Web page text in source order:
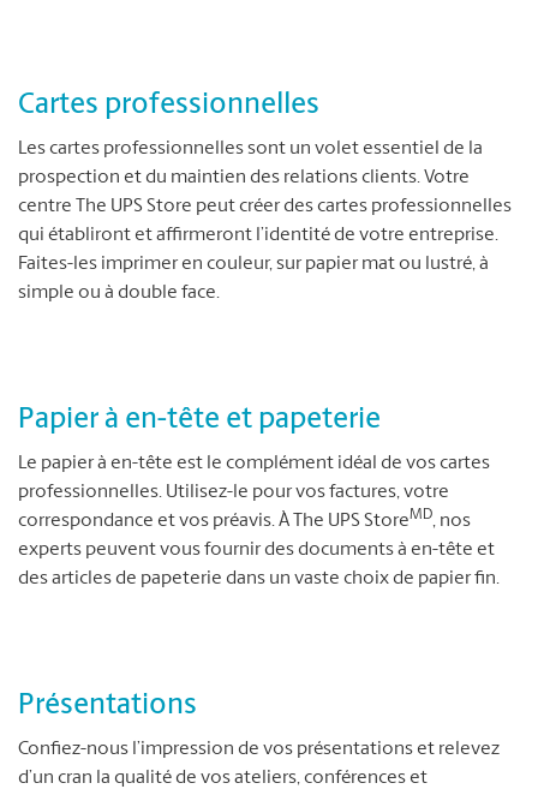
Cartes professionnelles
Les cartes professionnelles sont un volet essentiel de la
prospection et du maintien des relations clients. Votre
centre The UPS Store peut créer des cartes professionnelles
qui établiront et affirmeront l’identité de votre entreprise.
Faites-les imprimer en couleur, sur papier mat ou lustré, à
simple ou à double face.
Papier à en-tête et papeterie
Le papier à en-tête est le complément idéal de vos cartes
professionnelles. Utilisez-le pour vos factures, votre
correspondance et vos préavis. À The UPS StoreMD, nos
experts peuvent vous fournir des documents à en-tête et
des articles de papeterie dans un vaste choix de papier fin.
Présentations
Confiez-nous l’impression de vos présentations et relevez
d’un cran la qualité de vos ateliers, conférences et